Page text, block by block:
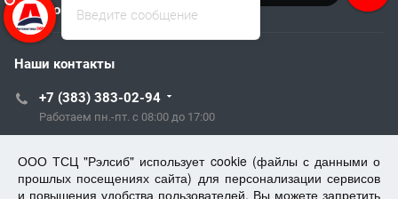
Пользователям
Наши контакты
+7 (383) 383-02-94
Работаем пн.-пт. с 08:00 до 17:00
ООО ТСЦ "Рэлсиб" использует cookie (файлы с данными о
прошлых посещениях сайта) для персонализации сервисов
и повышения удобства пользователей. Вы можете запретить
Введите сообщение